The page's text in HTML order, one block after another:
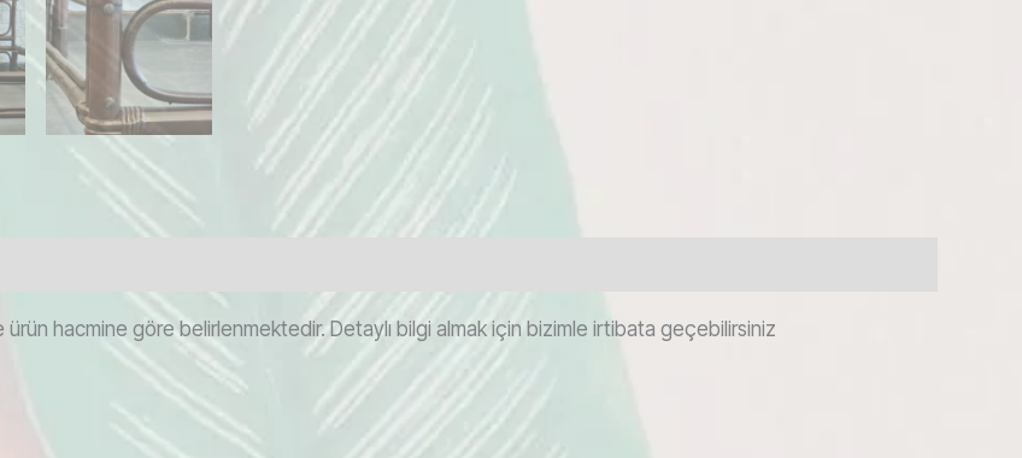
hacmine göre belirlenmektedir. Detaylı bilgi almak için bizimle irtibata geçebilirsiniz